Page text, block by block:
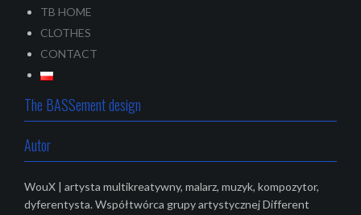
TB HOME
CLOTHES
CONTACT
The BASSement design
Autor
WouX | artysta multikreatywny, malarz, muzyk, kompozytor,
dyferentysta. Współtwórca grupy artystycznej Different